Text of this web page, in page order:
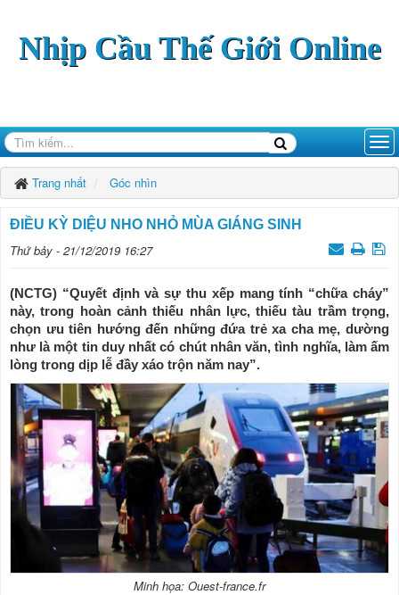
Nhịp Cầu Thế Giới Online
Trang nhất Góc nhìn
ĐIỀU KỲ DIỆU NHO NHỎ MÙA GIÁNG SINH
Thứ bảy - 21/12/2019 16:27
(NCTG) “Quyết định và sự thu xếp mang tính “chữa cháy”
này, trong hoàn cảnh thiếu nhân lực, thiếu tàu trầm trọng,
chọn ưu tiên hướng đến những đứa trẻ xa cha mẹ, dường
như là một tin duy nhất có chút nhân văn, tình nghĩa, làm ấm
lòng trong dịp lễ đầy xáo trộn năm nay”.
Minh họa: Ouest-france.fr